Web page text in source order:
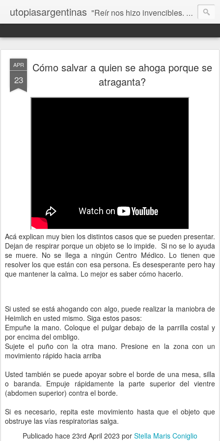
utopiasargentinas "Reír nos hizo invencibles. No como los que siempre ganan, sino como aquellos que no se rinden”. Frida Kahlo
APR
23
Cómo salvar a quien se ahoga porque se
atraganta?
Acá explican muy bien los distintos casos que se pueden presentar.
Dejan de respirar porque un objeto se lo impide. Si no se lo ayuda
se muere. No se llega a ningún Centro Médico. Lo tienen que
resolver los que están con esa persona. Es desesperante pero hay
que mantener la calma. Lo mejor es saber cómo hacerlo.
Si usted se está ahogando con algo, puede realizar la maniobra de
Heimlich en usted mismo. Siga estos pasos:
Empuñe la mano. Coloque el pulgar debajo de la parrilla costal y
por encima del ombligo.
Sujete el puño con la otra mano. Presione en la zona con un
movimiento rápido hacia arriba
Usted también se puede apoyar sobre el borde de una mesa, silla
o baranda. Empuje rápidamente la parte superior del vientre
(abdomen superior) contra el borde.
Si es necesario, repita este movimiento hasta que el objeto que
obstruye las vías respiratorias salga.
Publicado hace 23rd April 2023 por Stella Maris Coniglio